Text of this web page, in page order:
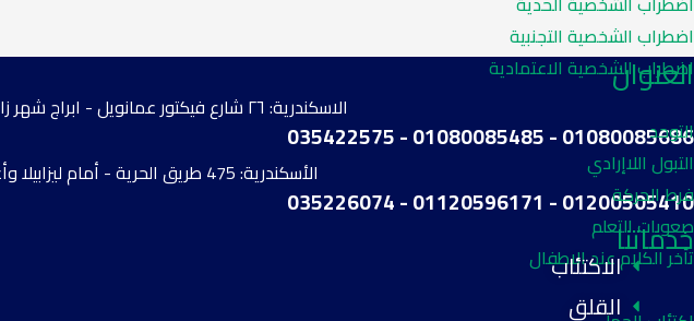
اضطراب الشخصية التجنبية
اضطراب الشخصية الاعتمادية
التوحد
التبول اللاإرادي
فرط الحركة
صعوبات التعلم
تأخر الكلام عند الاطفال
العنوان
الاسكندرية: ٢٦ شارع فيكتور عمانويل - ابراج شهر زاد برج (ج) عيادة ١٠٢ مخرج شارع ابراهيم شريف - مصطفى كامل
01080085686 - 01080085485 - 035422575
الأسكندرية: 475 طريق الحرية - أمام ليزابيلا وأعلي صيديلية المونديال - بوكلي الدور الثالث - مكتب رقم 9
01200505410 - 01120596171 - 035226074
خدماتنا
الاكتئاب
القلق